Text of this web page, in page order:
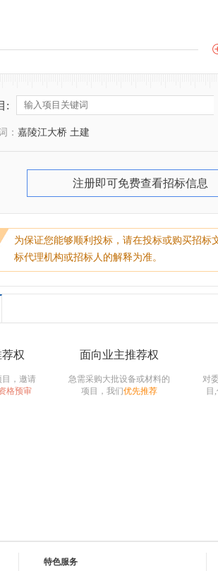
:
： 嘉陵江大桥 土建
注册即可免费查看招标信息
为保证您能够顺利投标，请在投标或购买招
标代理机构或招标人的解释为准。
权
目，邀请
格预审
面向业主推荐权
急需采购大批设备或材料的
项目，我们优先推荐
对
目
特色服务